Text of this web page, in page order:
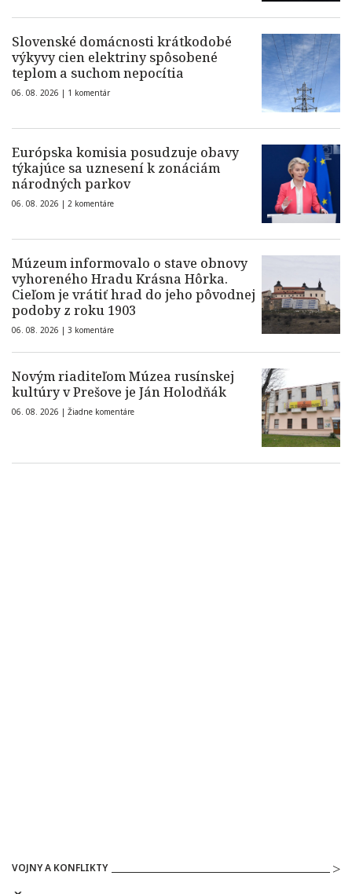
Slovenské domácnosti krátkodobé
výkyvy cien elektriny spôsobené
teplom a suchom nepocítia
06. 08. 2026 | 1 komentár
Európska komisia posudzuje obavy
týkajúce sa uznesení k zonáciám
národných parkov
06. 08. 2026 | 2 komentáre
Múzeum informovalo o stave obnovy
vyhoreného Hradu Krásna Hôrka.
Cieľom je vrátiť hrad do jeho pôvodnej
podoby z roku 1903
06. 08. 2026 | 3 komentáre
Novým riaditeľom Múzea rusínskej
kultúry v Prešove je Ján Holodňák
06. 08. 2026 | Žiadne komentáre
VOJNY A KONFLIKTY